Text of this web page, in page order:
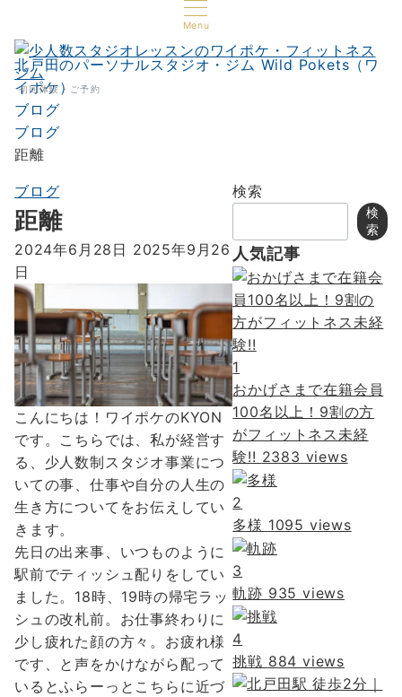
Menu
初回体験・ご予約
北戸田のパーソナルスタジオ・ジム Wild Pokets（ワ
イポケ）
ブログ
ブログ
距離
ブログ
距離
2024年6月28日 2025年9月26
日
こんにちは！ワイポケのKYON
です。こちらでは、私が経営す
る、少人数制スタジオ事業につ
いての事、仕事や自分の人生の
生き方についてをお伝えしてい
きます。
先日の出来事、いつものように
駅前でティッシュ配りをしてい
ました。18時、19時の帰宅ラッ
シュの改札前。お仕事終わりに
少し疲れた顔の方々。お疲れ様
です、と声をかけながら配って
いるとふらーっとこちらに近づ
検索
検
索
人気記事
1
おかげさまで在籍会員
100名以上！9割の方
がフィットネス未経
験!! 2383 views
2
多様 1095 views
3
軌跡 935 views
4
挑戦 884 views